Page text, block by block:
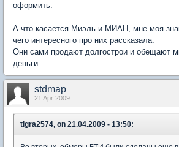
оформить.
А что касается Миэль и МИАН, мне моя
чего интересного про них рассказала.
Они сами продают долгострои и обещают
деньги.
stdmap
21 Apr 2009
tigra2574, on 21.04.2009 - 13:50: